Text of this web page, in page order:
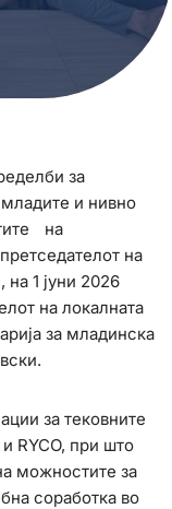
за
и нивно
на
на
1 јуни 2026
на локалната
за младинска
за тековните
RYCO, при што
можностите за
соработка во